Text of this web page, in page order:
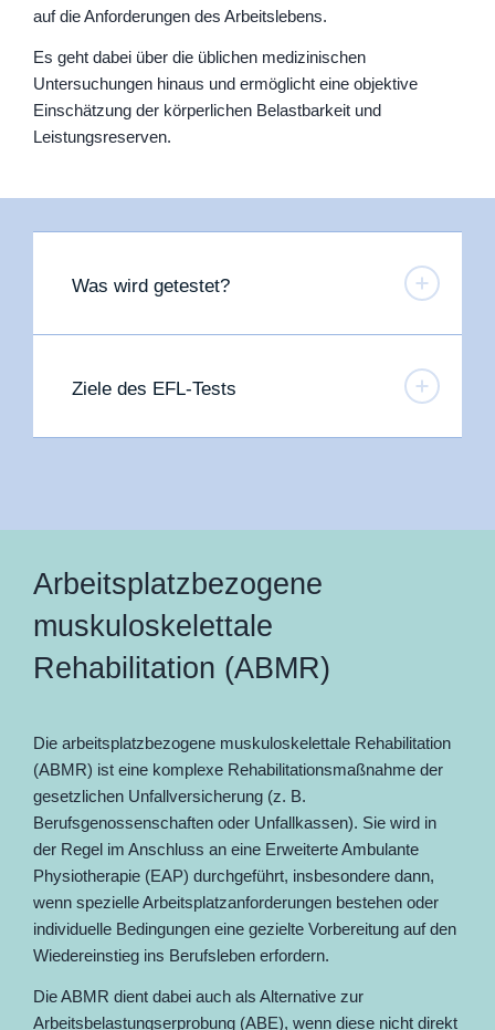
auf die Anforderungen des Arbeitslebens.
Es geht dabei über die üblichen medizinischen
Untersuchungen hinaus und ermöglicht eine objektive
Einschätzung der körperlichen Belastbarkeit und
Leistungsreserven.
Was wird getestet?
Ziele des EFL-Tests
Arbeitsplatzbezogene
muskuloskelettale
Rehabilitation (ABMR)
Die arbeitsplatzbezogene muskuloskelettale Rehabilitation
(ABMR) ist eine komplexe Rehabilitationsmaßnahme der
gesetzlichen Unfallversicherung (z. B.
Berufsgenossenschaften oder Unfallkassen). Sie wird in
der Regel im Anschluss an eine Erweiterte Ambulante
Physiotherapie (EAP) durchgeführt, insbesondere dann,
wenn spezielle Arbeitsplatzanforderungen bestehen oder
individuelle Bedingungen eine gezielte Vorbereitung auf den
Wiedereinstieg ins Berufsleben erfordern.
Die ABMR dient dabei auch als Alternative zur
Arbeitsbelastungserprobung (ABE), wenn diese nicht direkt